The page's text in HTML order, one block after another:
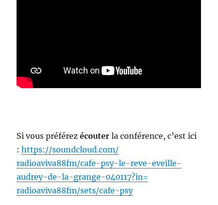
Si vous préférez écouter la conférence, c’est ici
:https://soundcloud.com/
radioaviva88fm/cafe-psy-le-reve-eveille-
audrey-de-la-grange-040117?in=
radioaviva88fm/sets/cafe-psy